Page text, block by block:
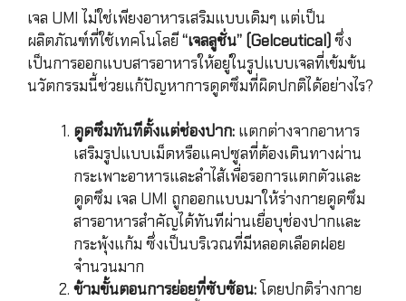
เจล UMI ไม่ใช่เพียงอาหารเสริมแบบเดิมๆ แต่เป็น
ผลิตภัณฑ์ที่ใช้เทคโนโลยี“เจลลูชั่น” (Gelceutical)ซึ่ง
เป็นการออกแบบสารอาหารให้อยู่ในรูปแบบเจลที่เข้มข้น
นวัตกรรมนี้ช่วยแก้ปัญหาการดูดซึมที่ผิดปกติได้อย่างไร?
ดูดซึมทันทีตั้งแต่ช่องปาก: แตกต่างจากอาหาร
เสริมรูปแบบเม็ดหรือแคปซูลที่ต้องเดินทางผ่าน
กระเพาะอาหารและลำไส้เพื่อรอการแตกตัวและ
ดูดซึม เจล UMI ถูกออกแบบมาให้ร่างกายดูดซึม
สารอาหารสำคัญได้ทันทีผ่านเยื่อบุช่องปากและ
กระพุ้งแก้ม ซึ่งเป็นบริเวณที่มีหลอดเลือดฝอย
จำนวนมาก
ข้ามขั้นตอนการย่อยที่ซับซ้อน:โดยปกติร่างกาย